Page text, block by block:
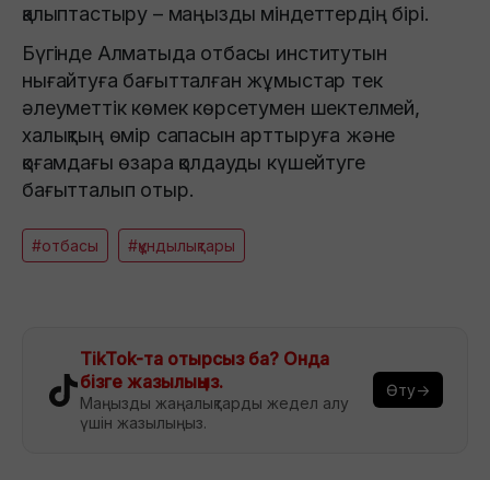
қалыптастыру – маңызды міндеттердің бірі.
Бүгінде Алматыда отбасы институтын
нығайтуға бағытталған жұмыстар тек
әлеуметтік көмек көрсетумен шектелмей,
халықтың өмір сапасын арттыруға және
қоғамдағы өзара қолдауды күшейтуге
бағытталып отыр.
#отбасы #құндылықтары
TikTok-та отырсыз ба? Онда
бізге жазылыңыз.
Маңызды жаңалықтарды жедел алу
үшін жазылыңыз.
Өту→